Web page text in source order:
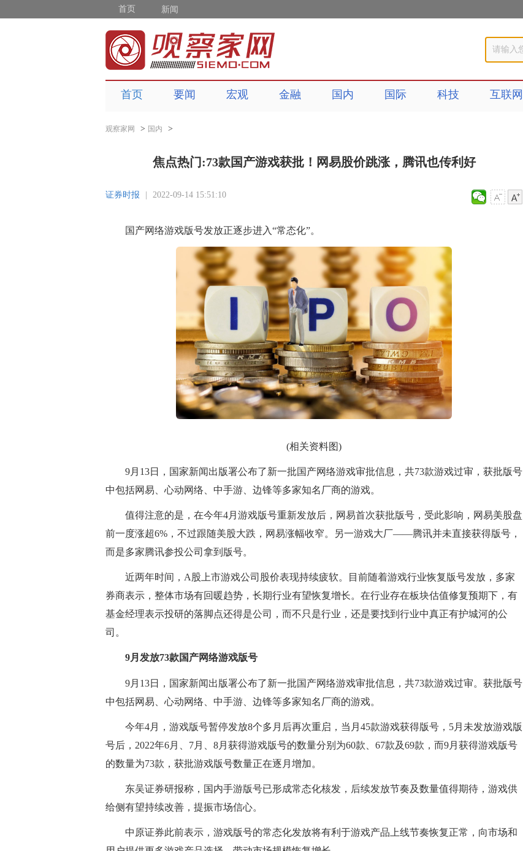
首页 新闻
首页 要闻 宏观 金融 国内 国际 科技 互联网
观察家网 > 国内 >
焦点热门:73款国产游戏获批！网易股价跳涨，腾讯也传利好
证券时报 2022-09-14 15:51:10
国产网络游戏版号发放正逐步进入“常态化”。
(相关资料图)
9月13日，国家新闻出版署公布了新一批国产网络游戏审批信息，共73款游戏过审，获批版号
中包括网易、心动网络、中手游、边锋等多家知名厂商的游戏。
值得注意的是，在今年4月游戏版号重新发放后，网易首次获批版号，受此影响，网易美股盘
前一度涨超6%，不过跟随美股大跌，网易涨幅收窄。另一游戏大厂——腾讯并未直接获得版号，
而是多家腾讯参投公司拿到版号。
近两年时间，A股上市游戏公司股价表现持续疲软。目前随着游戏行业恢复版号发放，多家
券商表示，整体市场有回暖趋势，长期行业有望恢复增长。在行业存在板块估值修复预期下，有
基金经理表示投研的落脚点还得是公司，而不只是行业，还是要找到行业中真正有护城河的公
司。
9月发放73款国产网络游戏版号
9月13日，国家新闻出版署公布了新一批国产网络游戏审批信息，共73款游戏过审。获批版号
中包括网易、心动网络、中手游、边锋等多家知名厂商的游戏。
今年4月，游戏版号暂停发放8个多月后再次重启，当月45款游戏获得版号，5月未发放游戏版
号后，2022年6月、7月、8月获得游戏版号的数量分别为60款、67款及69款，而9月获得游戏版号
的数量为73款，获批游戏版号数量正在逐月增加。
东吴证券研报称，国内手游版号已形成常态化核发，后续发放节奏及数量值得期待，游戏供
给侧有望持续改善，提振市场信心。
中原证券此前表示，游戏版号的常态化发放将有利于游戏产品上线节奏恢复正常，向市场和